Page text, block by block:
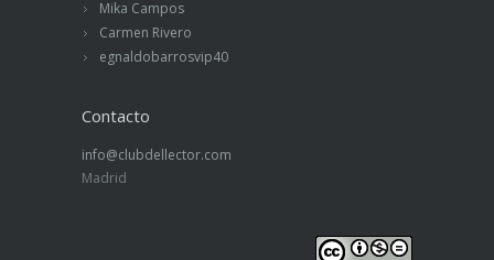
Mika Campos
Carmen Rivero
egnaldobarrosvip40
Contacto
info@clubdellector.com
Madrid